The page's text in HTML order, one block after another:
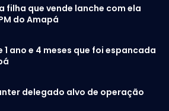
filha que vende lanche com ela
do Amapá
1 ano e 4 meses que foi espancada
delegado alvo de operação